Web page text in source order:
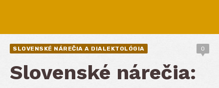
SLOVENSKÉ NÁREČIA A DIALEKTOLÓGIA 0
Slovenské nárečia: